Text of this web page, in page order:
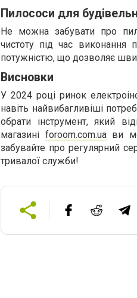
Пилососи для
Не можна забувати про
чистоту під час виконання
потужністю, що дозволяє
Висновки
У 2024 році ринок
навіть найвибагливіші
обрати інструмент, який
магазині foroom.com.uaви
забувайте про регулярний
тривалої служби!